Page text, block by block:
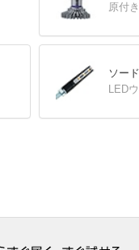
原付
ソー
LED